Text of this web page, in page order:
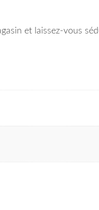
et laissez-vous